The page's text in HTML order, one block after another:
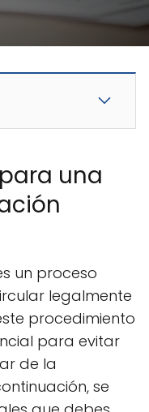
una
un proceso
legalmente
procedimiento
para evitar
de la
se